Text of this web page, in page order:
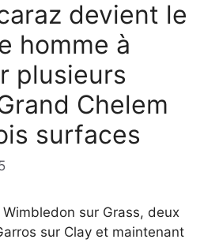
devient le
homme à
plusieurs
Chelem
surfaces
sur Grass, deux
sur Clay et maintenant